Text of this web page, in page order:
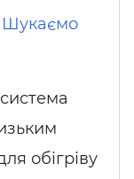
Шукаємо
обігріву